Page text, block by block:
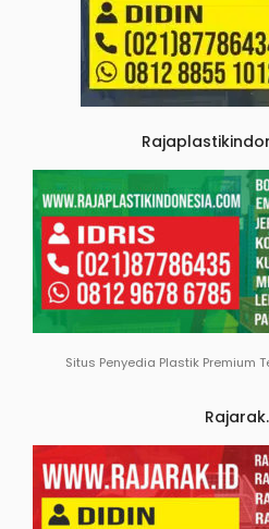
Situs Penyedia Plastik Premium